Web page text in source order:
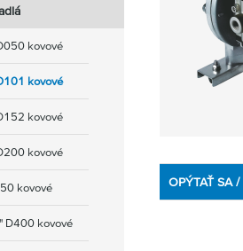
kovové
kovové
kovové
kovové
kovové
D400 kovové
OPÝTAŤ SA